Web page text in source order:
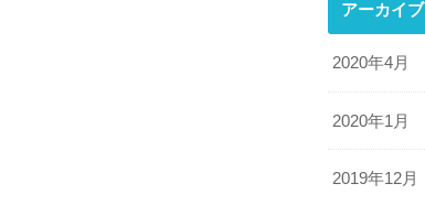
アーカイブ
2020年4月
2020年1月
2019年12月